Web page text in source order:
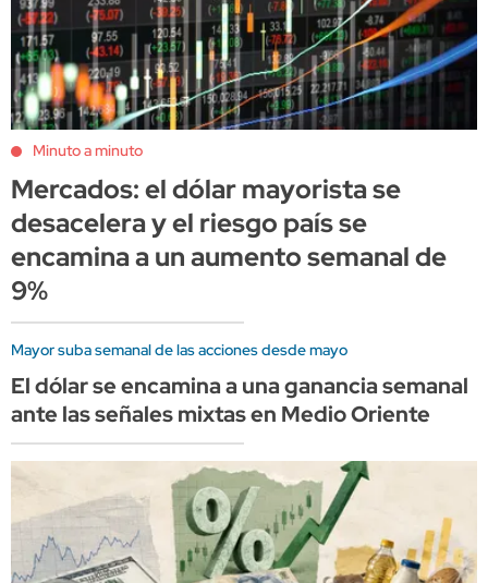
Minuto a minuto
Mercados: el dólar mayorista se
desacelera y el riesgo país se
encamina a un aumento semanal de
9%
Mayor suba semanal de las acciones desde mayo
El dólar se encamina a una ganancia semanal
ante las señales mixtas en Medio Oriente